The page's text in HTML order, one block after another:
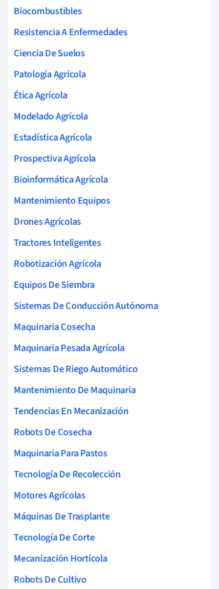
Biocombustibles
Resistencia A Enfermedades
Ciencia De Suelos
Patología Agrícola
Ética Agrícola
Modelado Agrícola
Estadística Agrícola
Prospectiva Agrícola
Bioinformática Agrícola
Mantenimiento Equipos
Drones Agrícolas
Tractores Inteligentes
Robotización Agrícola
Equipos De Siembra
Sistemas De Conducción Autónoma
Maquinaria Cosecha
Maquinaria Pesada Agrícola
Sistemas De Riego Automático
Mantenimiento De Maquinaria
Tendencias En Mecanización
Robots De Cosecha
Maquinaria Para Pastos
Tecnología De Recolección
Motores Agrícolas
Máquinas De Trasplante
Tecnología De Corte
Mecanización Hortícola
Robots De Cultivo